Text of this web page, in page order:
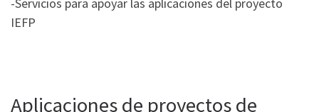
IEFP
Aplicaciones de proyectos de